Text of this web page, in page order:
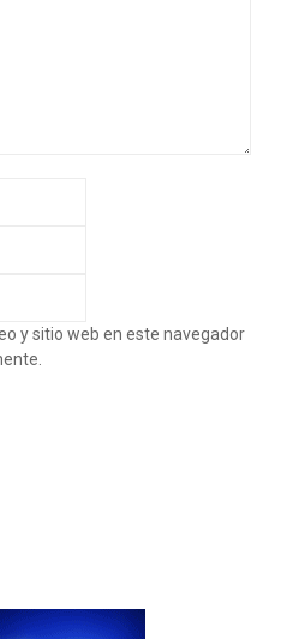
y sitio web en este navegador